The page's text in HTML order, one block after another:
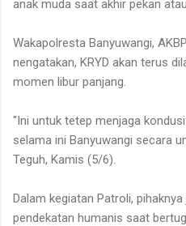
anak muda saat akhir pekan
Wakapolresta Banyuwangi,
nengatakan, KRYD akan terus
momen libur panjang.
"Ini untuk tetep menjaga
selama ini Banyuwangi secara
Teguh, Kamis (5/6).
Dalam kegiatan Patroli,
pendekatan humanis saat